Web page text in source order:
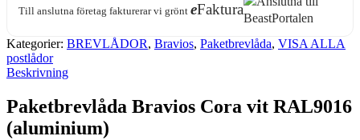
Till anslutna företag fakturerar vi grönt eFaktura
Kategorier: BREVLÅDOR, Bravios, Paketbrevlåda, VISA ALLA
postlådor
Beskrivning
Paketbrevlåda Bravios Cora vit RAL9016
(aluminium)